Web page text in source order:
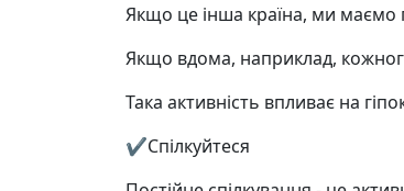
Якщо це інша країна, ми маємо
Якщо вдома, наприклад,
Така активність впливає на
✔️Спілкуйтеся